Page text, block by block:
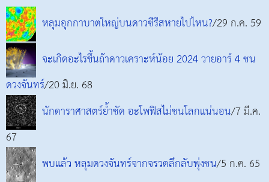
หลุมอุกกาบาตใหญ่บนดาวซีรีสหายไปไหน?/29 ก.ค. 59
จะเกิดอะไรขึ้นถ้าดาวเคราะห์น้อย 2024 วายอาร์ 4 ชน
ดวงจันทร์/20 มิ.ย. 68
นักดาราศาสตร์ย้ำชัด อะโพฟิสไม่ชนโลกแน่นอน/7 มี.ค.
67
พบแล้ว หลุมดวงจันทร์จากจรวดลึกลับพุ่งชน/5 ก.ค. 65